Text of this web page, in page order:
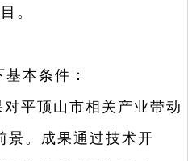
。
本条件：
平顶山市相关产业带动
景。成果通过技术开